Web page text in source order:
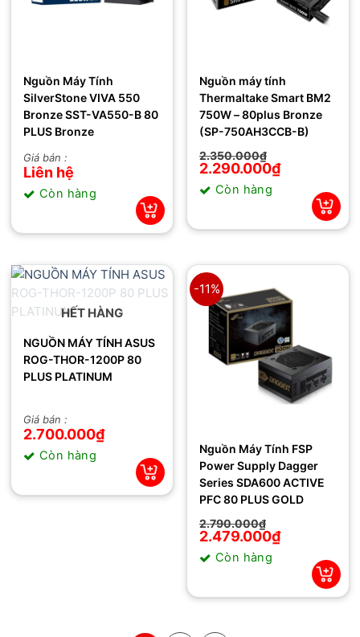
Nguồn Máy Tính
SilverStone VIVA 550
Bronze SST-VA550-B 80
PLUS Bronze
Giá bán :
Liên hệ
Còn hàng
Nguồn máy tính
Thermaltake Smart BM2
750W – 80plus Bronze
(SP-750AH3CCB-B)
2.350.000₫
Giá
gốc
là:
2.350.000₫.
2.290.000₫
Giá
hiện
tại
là: Còn hàng
HẾT HÀNG
NGUỒN MÁY TÍNH ASUS
ROG-THOR-1200P 80
PLUS PLATINUM
Giá bán :
2.700.000₫
Còn hàng
-11%
Nguồn Máy Tính FSP
Power Supply Dagger
Series SDA600 ACTIVE
PFC 80 PLUS GOLD
2.790.000₫
Giá
gốc
là:
2.790.000₫.
2.479.000₫
Giá
hiện
tại
là: Còn hàng